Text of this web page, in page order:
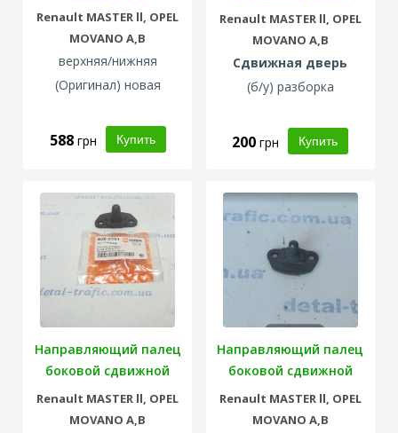
Renault MASTER ll, OPEL
MOVANO A,B
верхняя/нижняя
(Оригинал) новая
588 грн
Renault MASTER ll, OPEL
MOVANO A,B
Сдвижная дверь
(б/у) разборка
200грн
Направляющий палец
боковой сдвижной
двери
Renault MASTER ll, OPEL
MOVANO A,B
Направляющий палец
боковой сдвижной
двери
Renault MASTER ll, OPEL
MOVANO A,B